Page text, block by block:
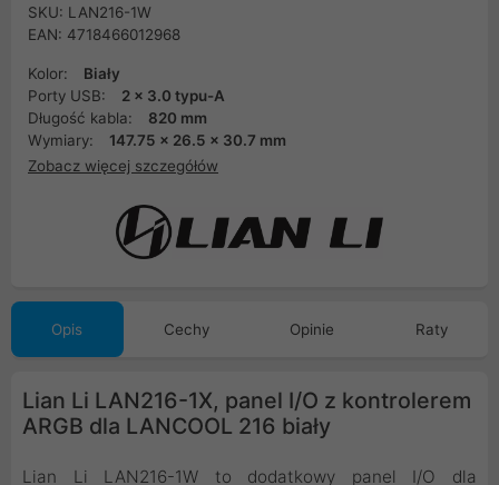
SKU: LAN216-1W
EAN: 4718466012968
Kolor:
Biały
Porty USB:
2 x 3.0 typu-A
Długość kabla:
820 mm
Wymiary:
147.75 x 26.5 x 30.7 mm
Zobacz więcej szczegółów
Opis Cechy Opinie Raty
Lian Li LAN216-1X, panel I/O z kontrolerem
ARGB dla LANCOOL 216 biały
Lian Li LAN216-1W to dodatkowy panel I/O dla